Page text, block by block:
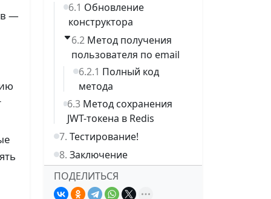
—
Обновление
конструктора
Метод получения
пользователя по email
Полный код
метода
Метод сохранения
JWT-токена в Redis
Тестирование!
Заключение
ПОДЕЛИТЬСЯ